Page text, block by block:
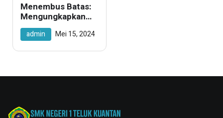
Menembus Batas:
Mengungkapkan
Rahasia Sukses
Rekayasa
admin Mei 15, 2024